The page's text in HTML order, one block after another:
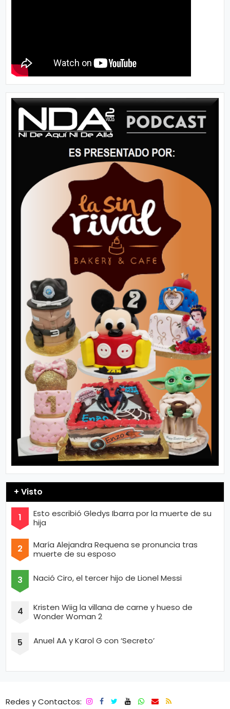
+ Visto
Esto escribió Gledys Ibarra por la muerte de su
hija
María Alejandra Requena se pronuncia tras
muerte de su esposo
Nació Ciro, el tercer hijo de Lionel Messi
Kristen Wiig la villana de carne y hueso de
Wonder Woman 2
Anuel AA y Karol G con ‘Secreto’
Redes y Contactos: